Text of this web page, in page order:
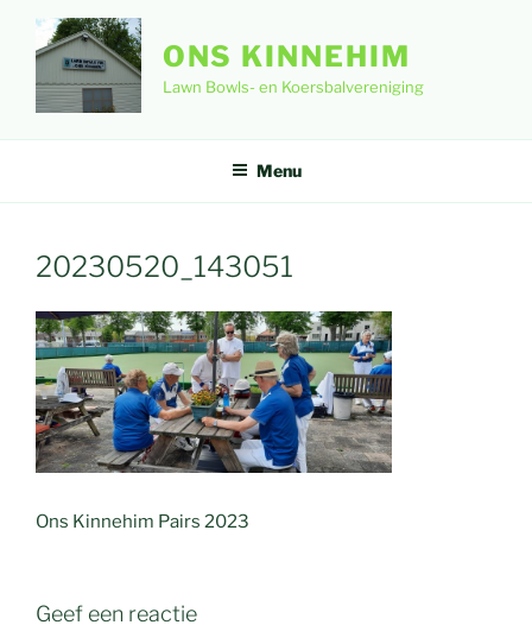
inhoud
ONS KINNEHIM
Lawn Bowls- en Koersbalvereniging
Menu
20230520_143051
Ons Kinnehim Pairs 2023
Geef een reactie